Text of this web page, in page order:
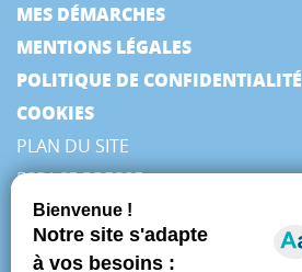
MES DÉMARCHES
MENTIONS LÉGALES
POLITIQUE DE CONFIDENTIALITÉ
COOKIES
PLAN DU SITE
ESPACE PRESSE